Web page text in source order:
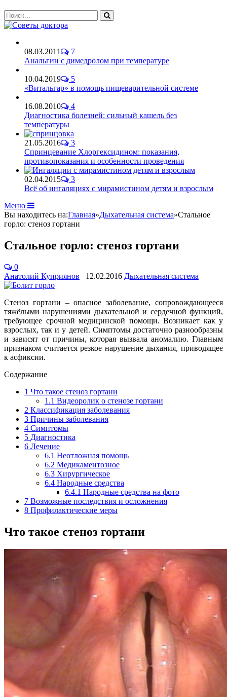
08.03.2011
7
Анальгин с димедролом при температуре
10.04.2019
5
«Витальгар» в помощь пищеварительной системе
16.08.2010
4
Диагностика болезней: сильный кашель без
температуры
21.05.2016
3
Спринцевание Хлоргексидином: показания,
противопоказания и особенности проведения
02.04.2015
3
Всё об ингаляциях с мирамистином детям и взрослым
Меню
Вы находитесь на:Главная»Дыхательная система»Стальное
горло: стеноз гортани
Стальное горло: стеноз гортани
0
Анатолий Куприянов
12.02.2016 Дыхательная система
Стеноз гортани – опасное заболевание, сопровождающееся
тяжёлыми нарушениями дыхательной и сердечной функций,
требующее срочной медицинской помощи. Возникает как у
взрослых, так и у детей. Симптомы достаточно разнообразны
и зависят от причины, которая вызвала аномалию. Главным
признаком считается резкое нарушение дыхания, приводящее
к асфиксии.
Содержание
1 Что такое стеноз гортани
1.1 Видеоролик о стенозе гортани
2 Классификация заболевания
3 Причины заболевания
4 Симптомы
5 Диагностика
6 Лечение
6.1 Неотложная помощь
6.2 Медикаментозное
6.3 Хирургическое
6.4 Народные средства
6.4.1 Народные средства на фото
7 Возможные последствия и осложнения
8 Профилактические меры
Что такое стеноз гортани